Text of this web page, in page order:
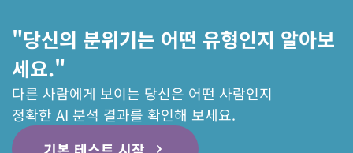
"당신의 분위기는 어떤 유형인지 알아보
세요."
다른 사람에게 보이는 당신은 어떤 사람인지
정확한 AI 분석 결과를 확인해 보세요.